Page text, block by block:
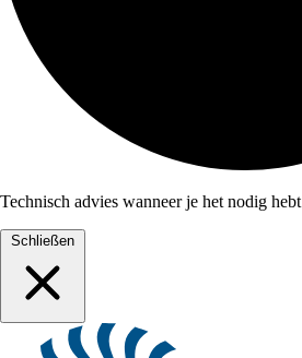
Technisch advies wanneer je het nodig hebt
Schließen